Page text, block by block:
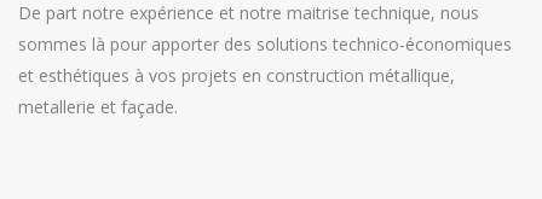
De part notre expérience et notre maitrise technique, nous
sommes là pour apporter des solutions technico-économiques
et esthétiques à vos projets en construction métallique,
metallerie et façade.